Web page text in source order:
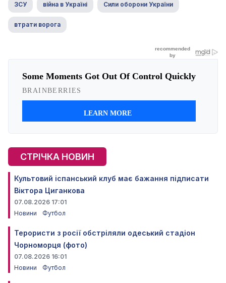
ЗСУ війна в Україні Сили оборони України
втрати ворога
СТРІЧКА НОВИН
Культовий іспанський клуб має бажання підписати
Віктора Циганкова
07.08.2026 17:01
Новини
Футбол
Терористи з росії обстріляли одеський стадіон
Чорноморця (фото)
07.08.2026 16:01
Новини
Футбол